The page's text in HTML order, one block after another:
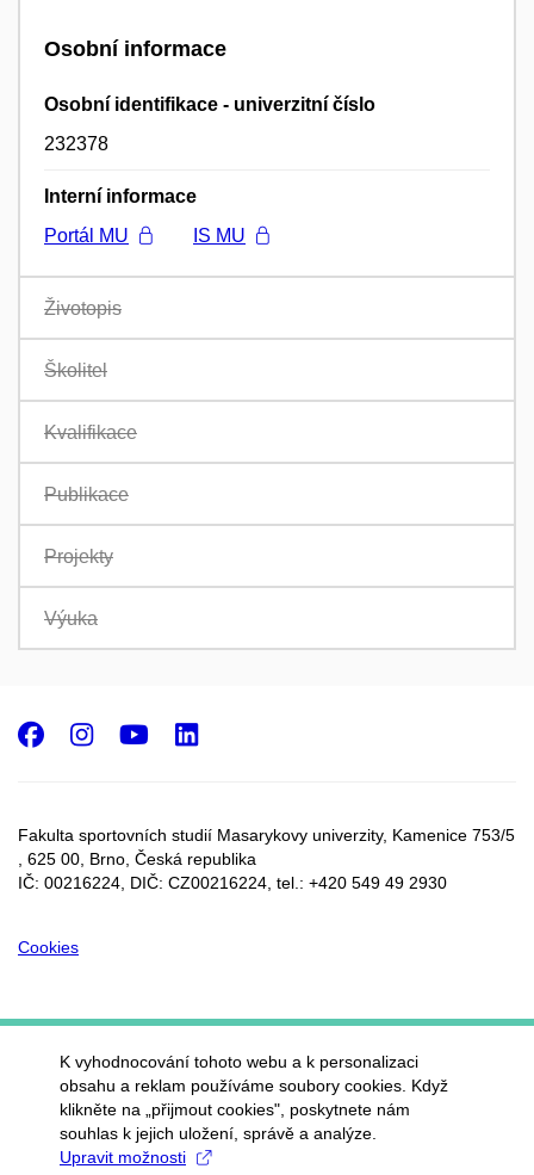
Osobní informace
Osobní identifikace - univerzitní číslo
232378
Interní informace
Portál MU
IS MU
Životopis
Školitel
Kvalifikace
Publikace
Projekty
Výuka
Fakulta sportovních studií Masarykovy univerzity, Kamenice 753/5​
, 625 00, Brno, Česká republika
IČ: 00216224, DIČ: CZ00216224, tel.: +420 549 49 2930
Cookies
Facebook
Instagram
Youtube
K vyhodnocování tohoto webu a k personalizaci
obsahu a reklam používáme soubory cookies. Když
klikněte na „přijmout cookies", poskytnete nám
souhlas k jejich uložení, správě a analýze.
Upravit možnosti